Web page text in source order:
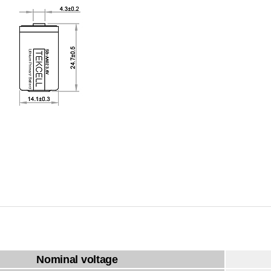
Nominal voltage